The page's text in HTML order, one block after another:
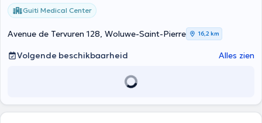
Guiti Medical Center
Avenue de Tervuren 128, Woluwe-Saint-Pierre 16,2 km
Volgende beschikbaarheid Alles zien